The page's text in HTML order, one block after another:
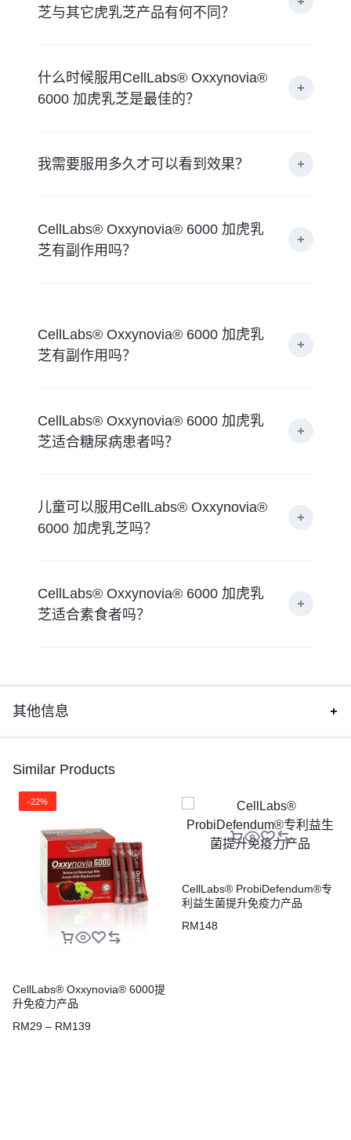
芝与其它虎乳芝产品有何不同？
什么时候服用CellLabs® Oxxynovia®
6000 加虎乳芝是最佳的？
我需要服用多久才可以看到效果？
CellLabs® Oxxynovia® 6000 加虎乳
芝有副作用吗？
CellLabs® Oxxynovia® 6000 加虎乳
芝有副作用吗？
CellLabs® Oxxynovia® 6000 加虎乳
芝适合糖尿病患者吗？
儿童可以服用CellLabs® Oxxynovia®
6000 加虎乳芝吗？
CellLabs® Oxxynovia® 6000 加虎乳
芝适合素食者吗？
其他信息
Similar Products
-22%
CellLabs® Oxxynovia® 6000提
升免疫力产品
RM29 – RM139
CellLabs® ProbiDefendum®专
利益生菌提升免疫力产品
RM148